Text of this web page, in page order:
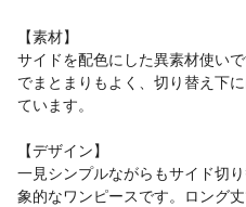
【素材】
サイドを配色にした異素材使い
でまとまりもよく、切り替え下
ています。
【デザイン】
一見シンプルながらもサイド切
象的なワンピースです。ロング